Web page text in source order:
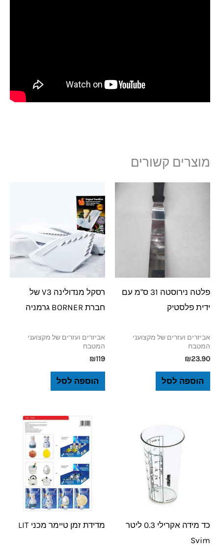
מוצרים קשורים
פלטה נירוסטה 31 ס"מ עם
ידית פלסטיק
אביזרים ועזרים של מקצועני
המטבח
₪23.90
הוספה לסל
רסקל מנדולינה V3 של
חברת BORNER גרמניה
אביזרים ועזרים של מקצועני
המטבח
₪119
הוספה לסל
כד מידה אקרילי 0.3 ליטר
Svim
מדידת זמן טיימר מכני LIT